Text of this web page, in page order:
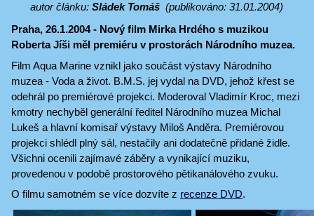
autor článku:Sládek Tomáš (publikováno: 31.01.2004)
Praha, 26.1.2004 - Nový film Mirka Hrdého s muzikou
Roberta Jíši měl premiéru v prostorách Národního muzea.
Film Aqua Marine vznikl jako součást výstavy Národního
muzea - Voda a život. B.M.S. jej vydal na DVD, jehož křest se
odehrál po premiérové projekci. Moderoval Vladimír Kroc, mezi
kmotry nechyběl generální ředitel Národního muzea Michal
Lukeš a hlavní komisař výstavy Miloš Anděra. Premiérovou
projekci shlédl plný sál, nestačily ani dodatečně přidané židle.
Všichni ocenili zajímavé záběry a vynikající muziku,
provedenou v podobě prostorového pětikanálového zvuku.
O filmu samotném se více dozvíte z recenze DVD.